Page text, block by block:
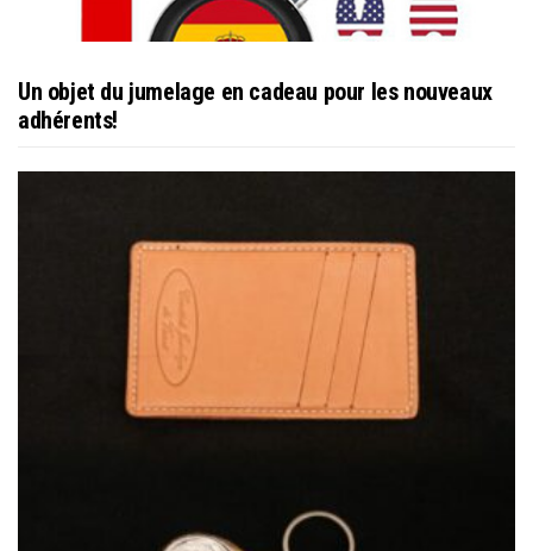
Un objet du jumelage en cadeau pour les nouveaux
adhérents!